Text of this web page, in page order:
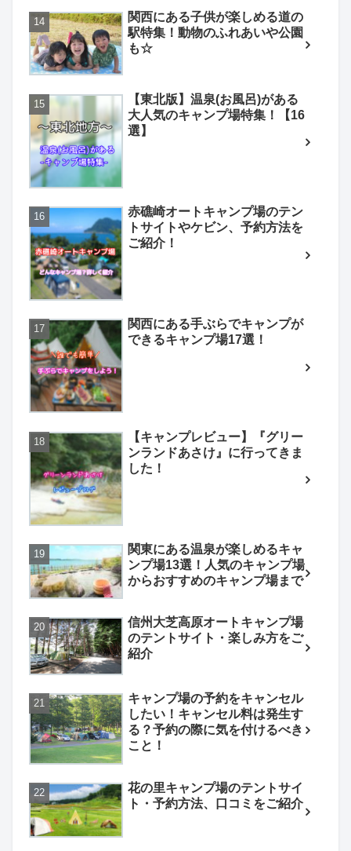
関西にある子供が楽しめる道の
駅特集！動物のふれあいや公園
も☆
【東北版】温泉(お風呂)がある
大人気のキャンプ場特集！【16
選】
赤礁崎オートキャンプ場のテン
トサイトやケビン、予約方法を
ご紹介！
関西にある手ぶらでキャンプが
できるキャンプ場17選！
【キャンプレビュー】『グリー
ンランドあさけ』に行ってきま
した！
関東にある温泉が楽しめるキャ
ンプ場13選！人気のキャンプ場
からおすすめのキャンプ場まで
信州大芝高原オートキャンプ場
のテントサイト・楽しみ方をご
紹介
キャンプ場の予約をキャンセル
したい！キャンセル料は発生す
る？予約の際に気を付けるべき
こと！
花の里キャンプ場のテントサイ
ト・予約方法、口コミをご紹介